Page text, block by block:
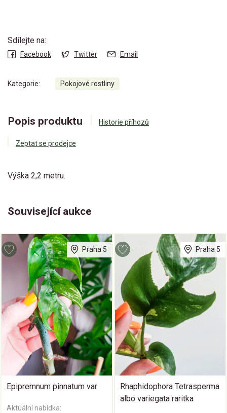
Sdílejte na:
Facebook Twitter Email
Kategorie: Pokojové rostliny
Popis produktu Historie příhozů
Zeptat se prodejce
Výška 2,2 metru.
Související aukce
Praha 5
Epipremnum pinnatum var
Aktuální nabídka:
Praha 5
Rhaphidophora Tetrasperma
albo variegata raritka